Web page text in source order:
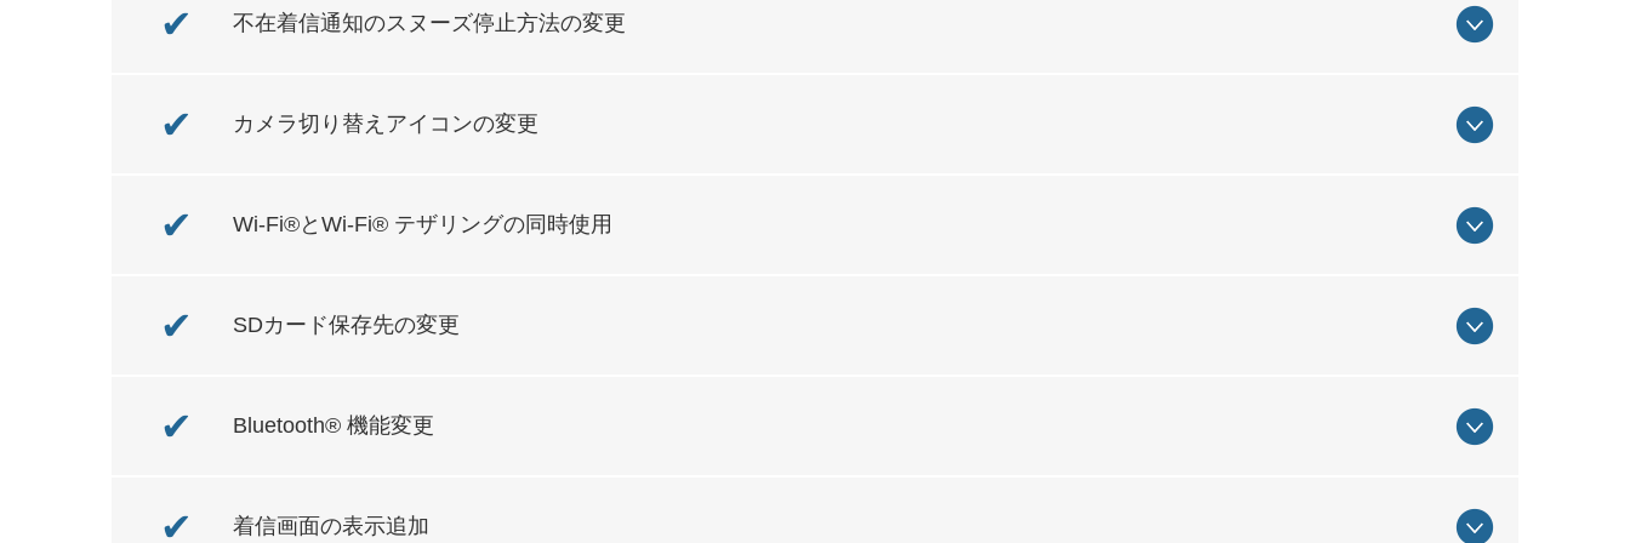
✔ 不在着信通知のスヌーズ停止方法の変更
✔ カメラ切り替えアイコンの変更
✔ Wi-Fi®とWi-Fi® テザリングの同時使用
✔ SDカード保存先の変更
✔ Bluetooth® 機能変更
✔ 着信画面の表示追加